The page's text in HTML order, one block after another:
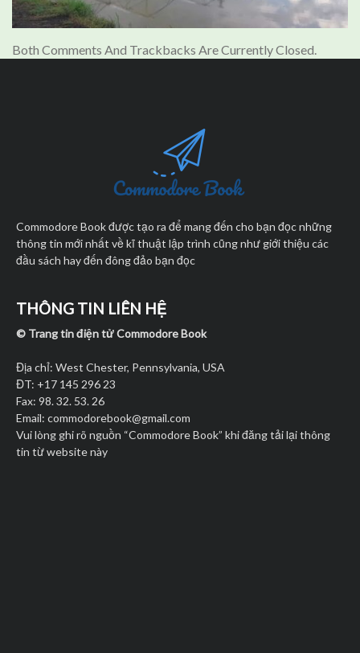
Both Comments And Trackbacks Are Currently Closed.
Commodore Book được tạo ra để mang đến cho bạn đọc những
thông tin mới nhất về kĩ thuật lập trình cũng như giới thiệu các
đầu sách hay đến đông đảo bạn đọc
THÔNG TIN LIÊN HỆ
© Trang tin điện tử Commodore Book
Địa chỉ: West Chester, Pennsylvania, USA
ĐT: +17 145 296 23
Fax: 98. 32. 53. 26
Email: commodorebook@gmail.com
Vui lòng ghi rõ nguồn “Commodore Book” khi đăng tải lại thông
tin từ website này